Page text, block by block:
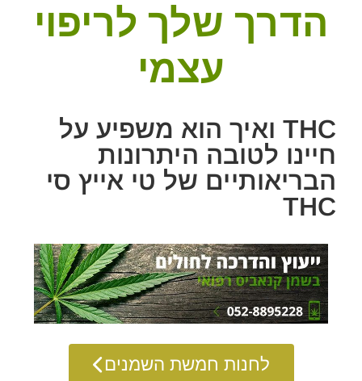
הדרך שלך לריפוי
עצמי
THC ואיך הוא משפיע על
חיינו לטובה היתרונות
הבריאותיים של טי אייץ סי
THC
לחנות חמשת השמנים